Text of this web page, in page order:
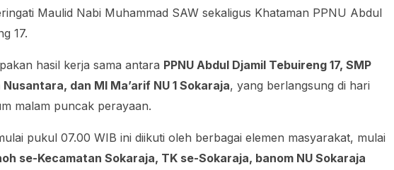
Maulid Nabi Muhammad SAW sekaligus Khataman PPNU Abdul
17.
hasil kerja sama antara PPNU Abdul Djamil Tebuireng 17, SMP
dan MI Ma’arif NU 1 Sokaraja, yang berlangsung di hari
malam puncak perayaan.
pukul 07.00 WIB ini diikuti oleh berbagai elemen masyarakat, mulai
se-Kecamatan Sokaraja, TK se-Sokaraja, banom NU Sokaraja